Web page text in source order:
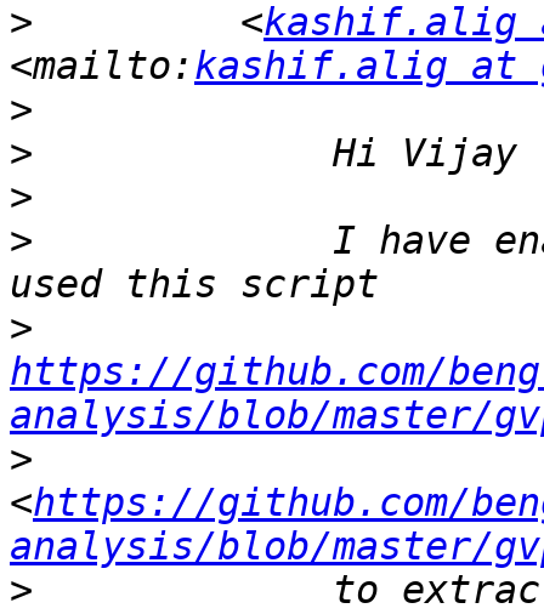
> <kashif.alig
<mailto:kashif.alig at
>
>
>
> I have
>
https://github.com/
analysis/blob/master/
>
<https://github.com/
analysis/blob/master/
> to extract